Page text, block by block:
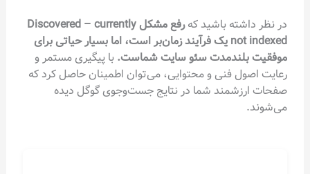
در نظر داشته باشید که
رفع مشکل Discovered – currently
not indexed یک فرآیند زمان‌بر است، اما بسیار حیاتی برای
موفقیت بلندمدت سئو سایت شماست. با پیگیری مستمر و
رعایت اصول فنی و محتوایی، می‌توان اطمینان حاصل کرد که
صفحات ارزشمند شما در نتایج جست‌وجوی گوگل دیده
می‌شوند.